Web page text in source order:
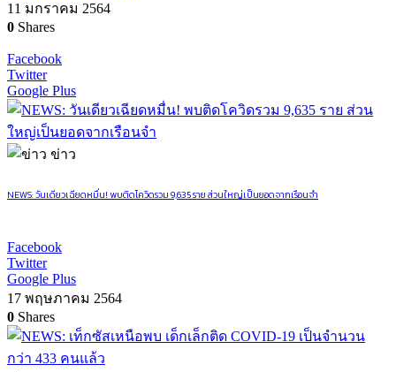
11 มกราคม 2564
0 Shares
Facebook
Twitter
Google Plus
ข่าว
NEWS: วันเดียวเฉียดหมื่น! พบติดโควิดรวม 9,635 ราย ส่วนใหญ่เป็นยอดจากเรือนจำ
Facebook
Twitter
Google Plus
17 พฤษภาคม 2564
0 Shares